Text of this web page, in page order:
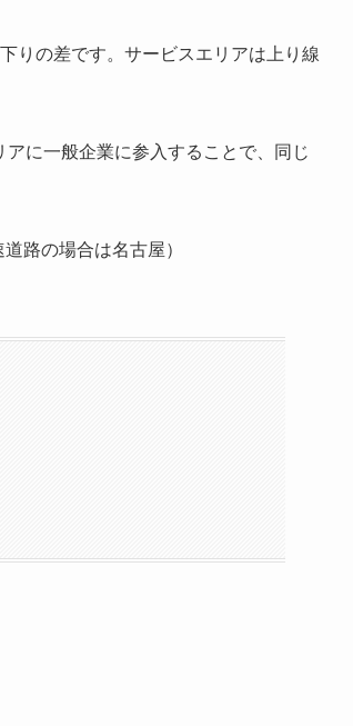
りの差です。サービスエリアは上り線
に一般企業に参入することで、同じ
路の場合は名古屋）